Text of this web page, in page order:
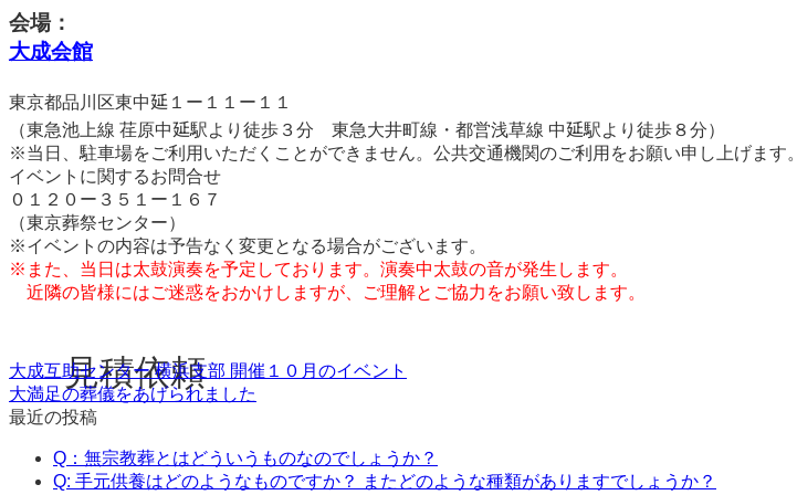
見積依頼
会場：
大成会館
東京都品川区東中延１ー１１ー１１
（東急池上線 荏原中延駅より徒歩３分 東急大井町線・都営浅草線 中延駅より徒歩８分）
※当日、駐車場をご利用いただくことができません。公共交通機関のご利用をお願い申し上げます。
イベントに関するお問合せ
０１２０ー３５１ー１６７
（東京葬祭センター）
※イベントの内容は予告なく変更となる場合がございます。
※また、当日は太鼓演奏を予定しております。演奏中太鼓の音が発生します。
近隣の皆様にはご迷惑をおかけしますが、ご理解とご協力をお願い致します。
大成互助センター 横浜支部 開催１０月のイベント
大満足の葬儀をあげられました
最近の投稿
Q：無宗教葬とはどういうものなのでしょうか？
Q: 手元供養はどのようなものですか？ またどのような種類がありますでしょうか？